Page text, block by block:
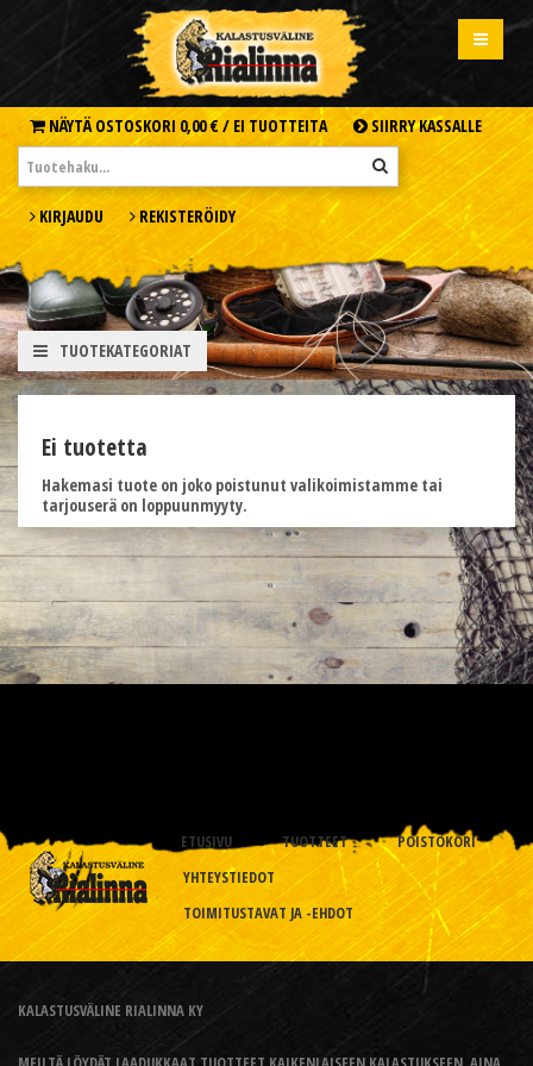
NÄYTÄ OSTOSKORI 0,00 € / EI TUOTTEITA SIIRRY KASSALLE
KIRJAUDU REKISTERÖIDY
TUOTEKATEGORIAT
Ei tuotetta
Hakemasi tuote on joko poistunut valikoimistamme tai
tarjouserä on loppuunmyyty.
ETUSIVU TUOTTEET
POISTOKORI
YHTEYSTIEDOT
TOIMITUSTAVAT JA -EHDOT
KALASTUSVÄLINE RIALINNA KY